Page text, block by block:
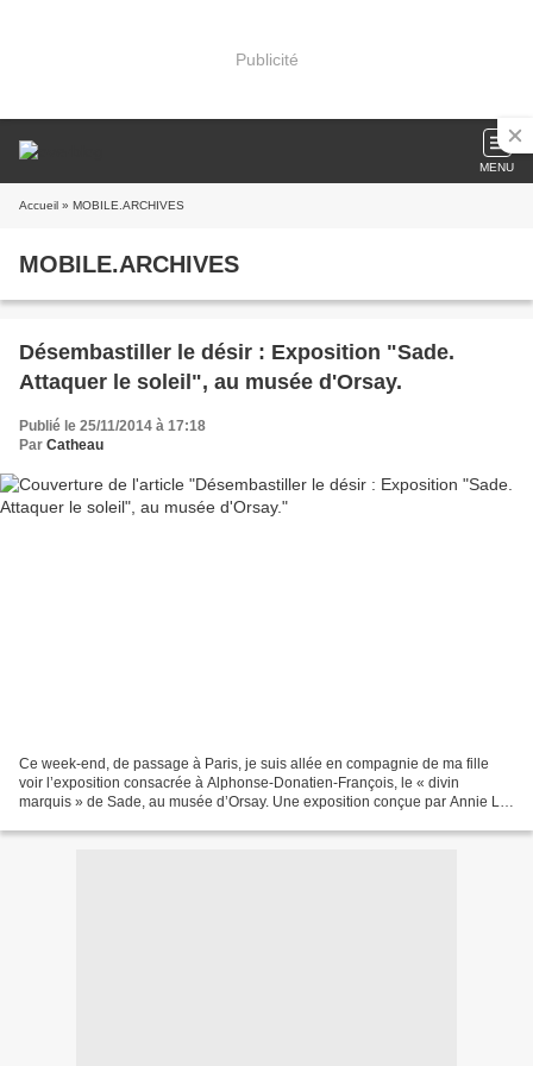
Publicité
MENU
Accueil » MOBILE.ARCHIVES
MOBILE.ARCHIVES
Désembastiller le désir : Exposition "Sade.
Attaquer le soleil", au musée d'Orsay.
Publié le 25/11/2014 à 17:18
Par Catheau
Ce week-end, de passage à Paris, je suis allée en compagnie de ma fille
voir l’exposition consacrée à Alphonse-Donatien-François, le « divin
marquis » de Sade, au musée d’Orsay. Une exposition conçue par Annie Le